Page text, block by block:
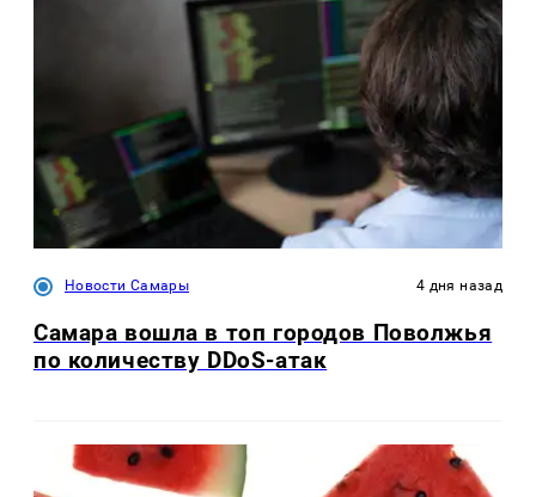
Новости Самары 4 дня назад
Самара вошла в топ городов Поволжья
по количеству DDoS-атак